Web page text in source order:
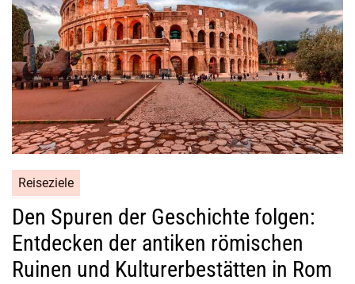
u
r
c
h
S
ü
d
a
r
k
a
Reiseziele
Den Spuren der Geschichte folgen:
Entdecken der antiken römischen
Ruinen und Kulturerbestätten in Rom